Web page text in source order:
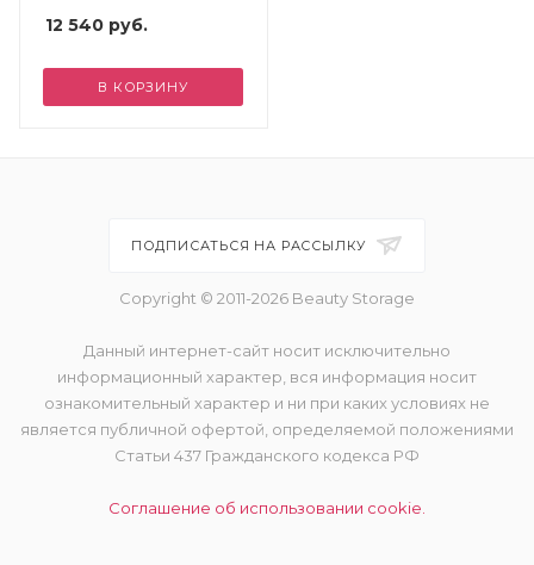
12 540 руб.
В КОРЗИНУ
ПОДПИСАТЬСЯ НА РАССЫЛКУ
Copyright © 2011-2026 Beauty Storage
Данный интернет-сайт носит исключительно
информационный характер, вся информация носит
ознакомительный характер и ни при каких условиях не
является публичной офертой, определяемой положениями
Статьи 437 Гражданского кодекса РФ
Соглашение об использовании cookie.